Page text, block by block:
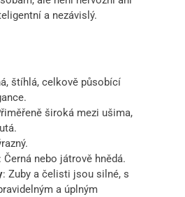
a nezávislý.
štíhlá, celkově působící
široká mezi ušima,
Černá nebo játrově hnědá.
: Zuby a čelisti jsou silné, s
a úplným